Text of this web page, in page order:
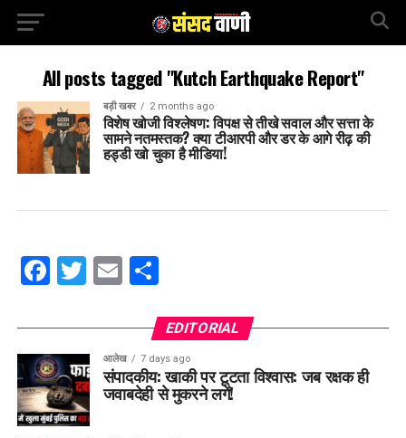
All posts tagged "Kutch Earthquake Report"
बड़ी खबर 2 months ago
विशेष खोजी विश्लेषण: विपक्ष से तीखे सवाल और सत्ता के
सामने नतमस्तक? क्या टीआरपी और डर के आगे रीढ़ की
हड्डी खो चुका है मीडिया!
Facebook
Twitter
EmailShare
EDITORIAL
आलेख 7 days ago
संपादकीय: खाकी पर टूटता विश्वास: जब रक्षक ही
जवाबदेही से मुकरने लगें!